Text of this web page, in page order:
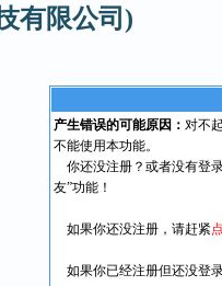
有限公司)
产生错误的可能原因： 对不
不能使用本功能。
你还没注册？或者没有登
友”功能！
如果你还没注册，请赶紧
如果你已经注册但还没登